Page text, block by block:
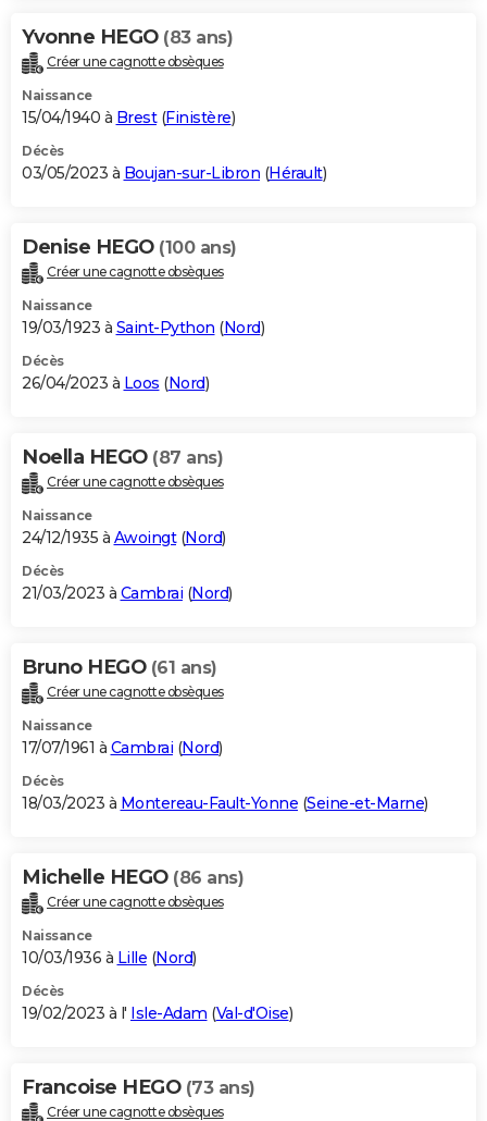
Yvonne HEGO (83 ans)
Créer une cagnotte obsèques
Naissance
15/04/1940 à Brest(Finistère)
Décès
03/05/2023 à Boujan-sur-Libron (Hérault)
Denise HEGO (100 ans)
Créer une cagnotte obsèques
Naissance
19/03/1923 à Saint-Python (Nord)
Décès
26/04/2023 à Loos (Nord)
Noella HEGO (87 ans)
Créer une cagnotte obsèques
Naissance
24/12/1935 à Awoingt(Nord)
Décès
21/03/2023 à Cambrai (Nord)
Bruno HEGO (61 ans)
Créer une cagnotte obsèques
Naissance
17/07/1961 à Cambrai (Nord)
Décès
18/03/2023 à Montereau-Fault-Yonne (Seine-et-Marne)
Michelle HEGO (86 ans)
Créer une cagnotte obsèques
Naissance
10/03/1936 à Lille (Nord)
Décès
19/02/2023 à l' Isle-Adam (Val-d'Oise)
Francoise HEGO (73 ans)
Créer une cagnotte obsèques